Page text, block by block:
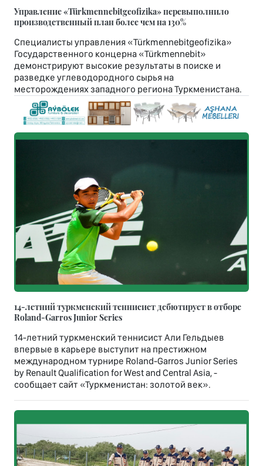
Управление «Türkmennebitgeofizika» перевыполнило
производственный план более чем на 130%
Специалисты управления «Türkmennebitgeofizika»
Государственного концерна «Türkmennebit»
демонстрируют высокие результаты в поиске и
разведке углеводородного сырья на
месторождениях западного региона Туркменистана.
14-летний туркменский теннисист дебютирует в отборе
Roland-Garros Junior Series
14-летний туркменский теннисист Али Гельдыев
впервые в карьере выступит на престижном
международном турнире Roland-Garros Junior Series
by Renault Qualification for West and Central Asia, -
сообщает сайт «Туркменистан: золотой век».